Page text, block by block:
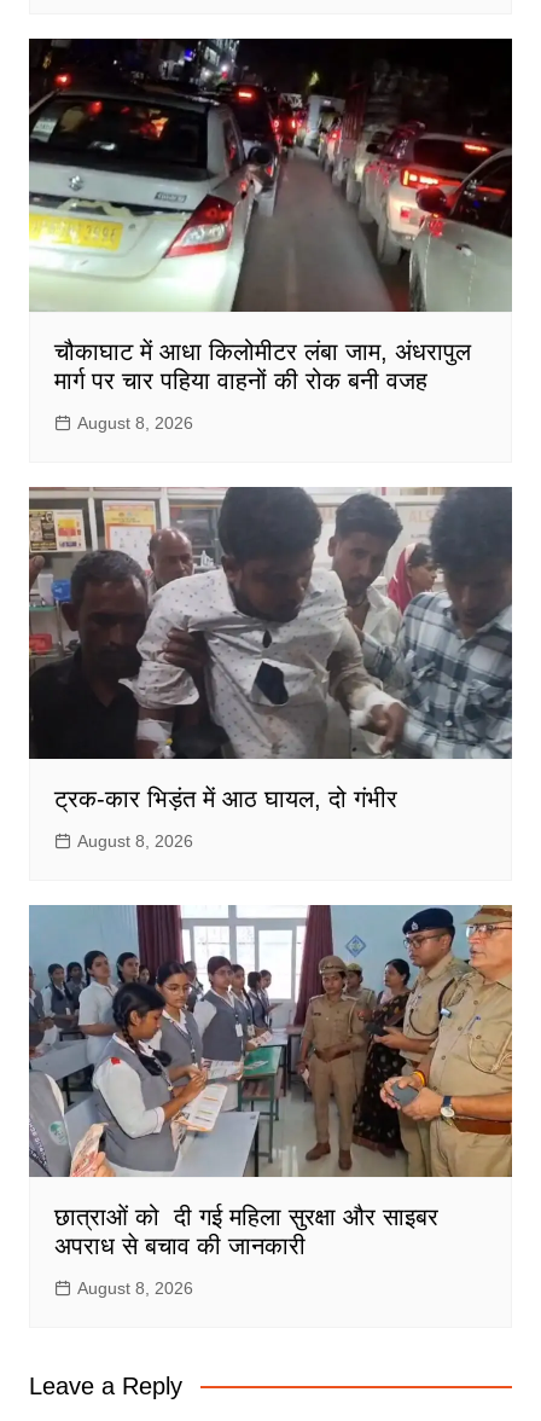
चौकाघाट में आधा किलोमीटर लंबा जाम, अंधरापुल
मार्ग पर चार पहिया वाहनों की रोक बनी वजह
August 8, 2026
ट्रक-कार भिड़ंत में आठ घायल, दो गंभीर
August 8, 2026
छात्राओं को दी गई महिला सुरक्षा और साइबर
अपराध से बचाव की जानकारी
August 8, 2026
Leave a Reply